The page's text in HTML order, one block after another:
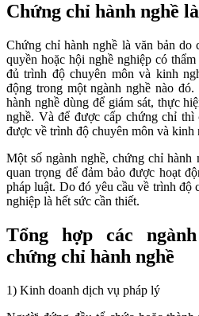
Chứng chỉ hành nghề
Chứng chỉ hành nghề là văn bản do
quyền hoặc hội nghề nghiệp có
đủ trình độ chuyên môn và kinh
động trong một ngành nghề nào đó.
hành nghề dùng để giám sát, thực
nghề. Và để được cấp chứng chỉ thì
được về trình độ chuyên môn và kinh
Một số ngành nghề, chứng chỉ hành
quan trọng để đảm bảo được hoạt
pháp luật. Do đó yêu cầu về trình độ
nghiệp là hết sức cần thiết.
Tổng hợp các
chứng chỉ hành nghề
1) Kinh doanh dịch vụ pháp lý